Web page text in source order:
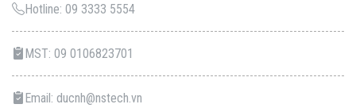
Hotline: 09 3333 5554
MST: 09 0106823701
Email: ducnh@nstech.vn